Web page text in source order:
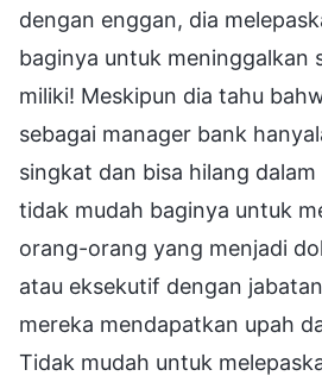
dengan enggan, dia
baginya untuk meninggalkan
miliki! Meskipun dia tahu
sebagai manager bank
singkat dan bisa hilang
tidak mudah baginya untuk
orang-orang yang menjadi
atau eksekutif dengan
mereka mendapatkan upah
Tidak mudah untuk